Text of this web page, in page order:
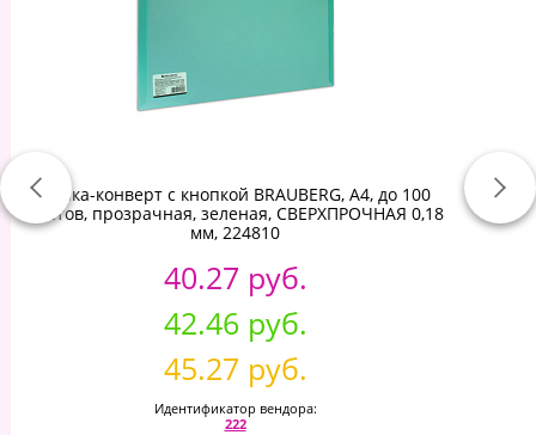
Папка-конверт с кнопкой BRAUBERG, А4, до 100
листов, прозрачная, зеленая, СВЕРХПРОЧНАЯ 0,18
мм, 224810
40.27 руб.
42.46 руб.
45.27 руб.
Идентификатор вендора:
222